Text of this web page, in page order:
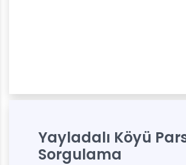
Yayladalı Köyü
Sorgulama